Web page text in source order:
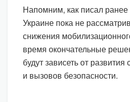
Напомним, как писал ранее
Украине пока не
снижения
время окончательные
будут зависеть от
и вызовов безопасности.